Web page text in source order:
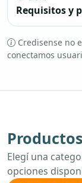
Requisitos y
Credisense no
conectamos
Elegí una
opciones